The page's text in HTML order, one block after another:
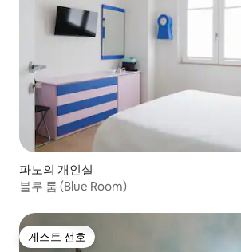
파노의 개인실
블루 룸 (Blue Room)
게스트 선호
게스트 선호